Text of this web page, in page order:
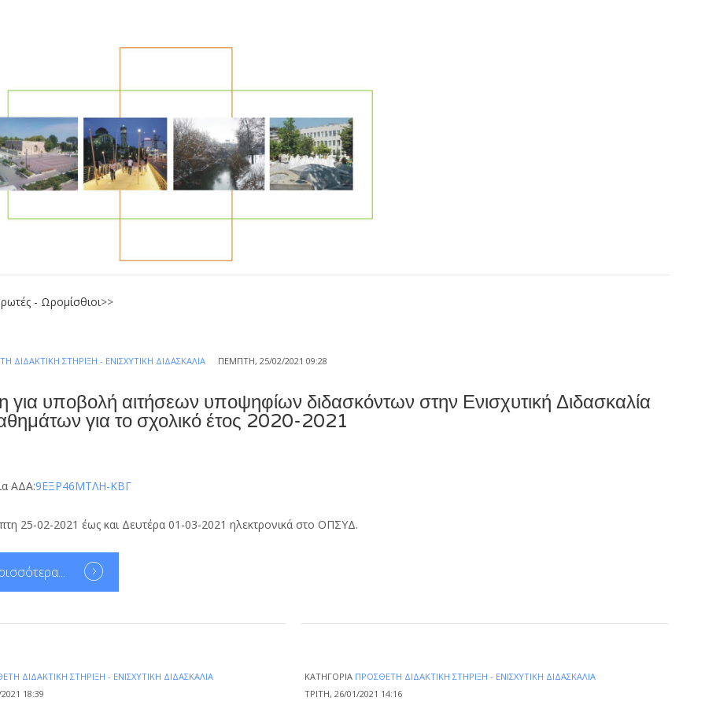
- Ωρομίσθιοι>>
ΔΙΔΑΚΤΙΚΉ ΣΤΉΡΙΞΗ - ΕΝΙΣΧΥΤΙΚΉ ΔΙΔΑΣΚΑΛΊΑ ΠΈΜΠΤΗ, 25/02/2021 09:28
υποβολή αιτήσεων υποψηφίων διδασκόντων στην Ενισχυτική Διδασκαλία
για το σχολικό έτος 2020-2021
ΑΔΑ:9ΕΞΡ46ΜΤΛΗ-ΚΒΓ
25-02-2021 έως και Δευτέρα 01-03-2021 ηλεκτρονικά στο ΟΠΣΥΔ.
ΔΙΔΑΚΤΙΚΉ ΣΤΉΡΙΞΗ - ΕΝΙΣΧΥΤΙΚΉ ΔΙΔΑΣΚΑΛΊΑ
18:39
ΚΑΤΗΓΟΡΊΑ ΠΡΌΣΘΕΤΗ ΔΙΔΑΚΤΙΚΉ ΣΤΉΡΙΞΗ - ΕΝΙΣΧΥΤΙΚΉ ΔΙΔΑΣΚΑΛΊΑ
ΤΡΊΤΗ, 26/01/2021 14:16